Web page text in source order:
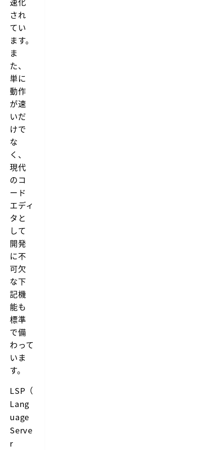
され
てい
ます。
ま
た、
単に
動作
が速
いだ
けで
な
く、
現代
のコ
ード
エディ
タと
して
開発
に不
可欠
な下
記機
能も
標準
で備
わって
いま
す。
LSP（
Lang
uage
Serve
r